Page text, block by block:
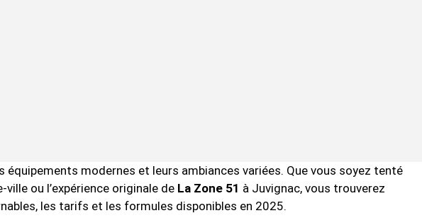
modernes et leurs ambiances variées. Que vous soyez tenté
ville ou l’expérience originale de La Zone 51 à Juvignac, vous trouverez
les tarifs et les formules disponibles en 2025.